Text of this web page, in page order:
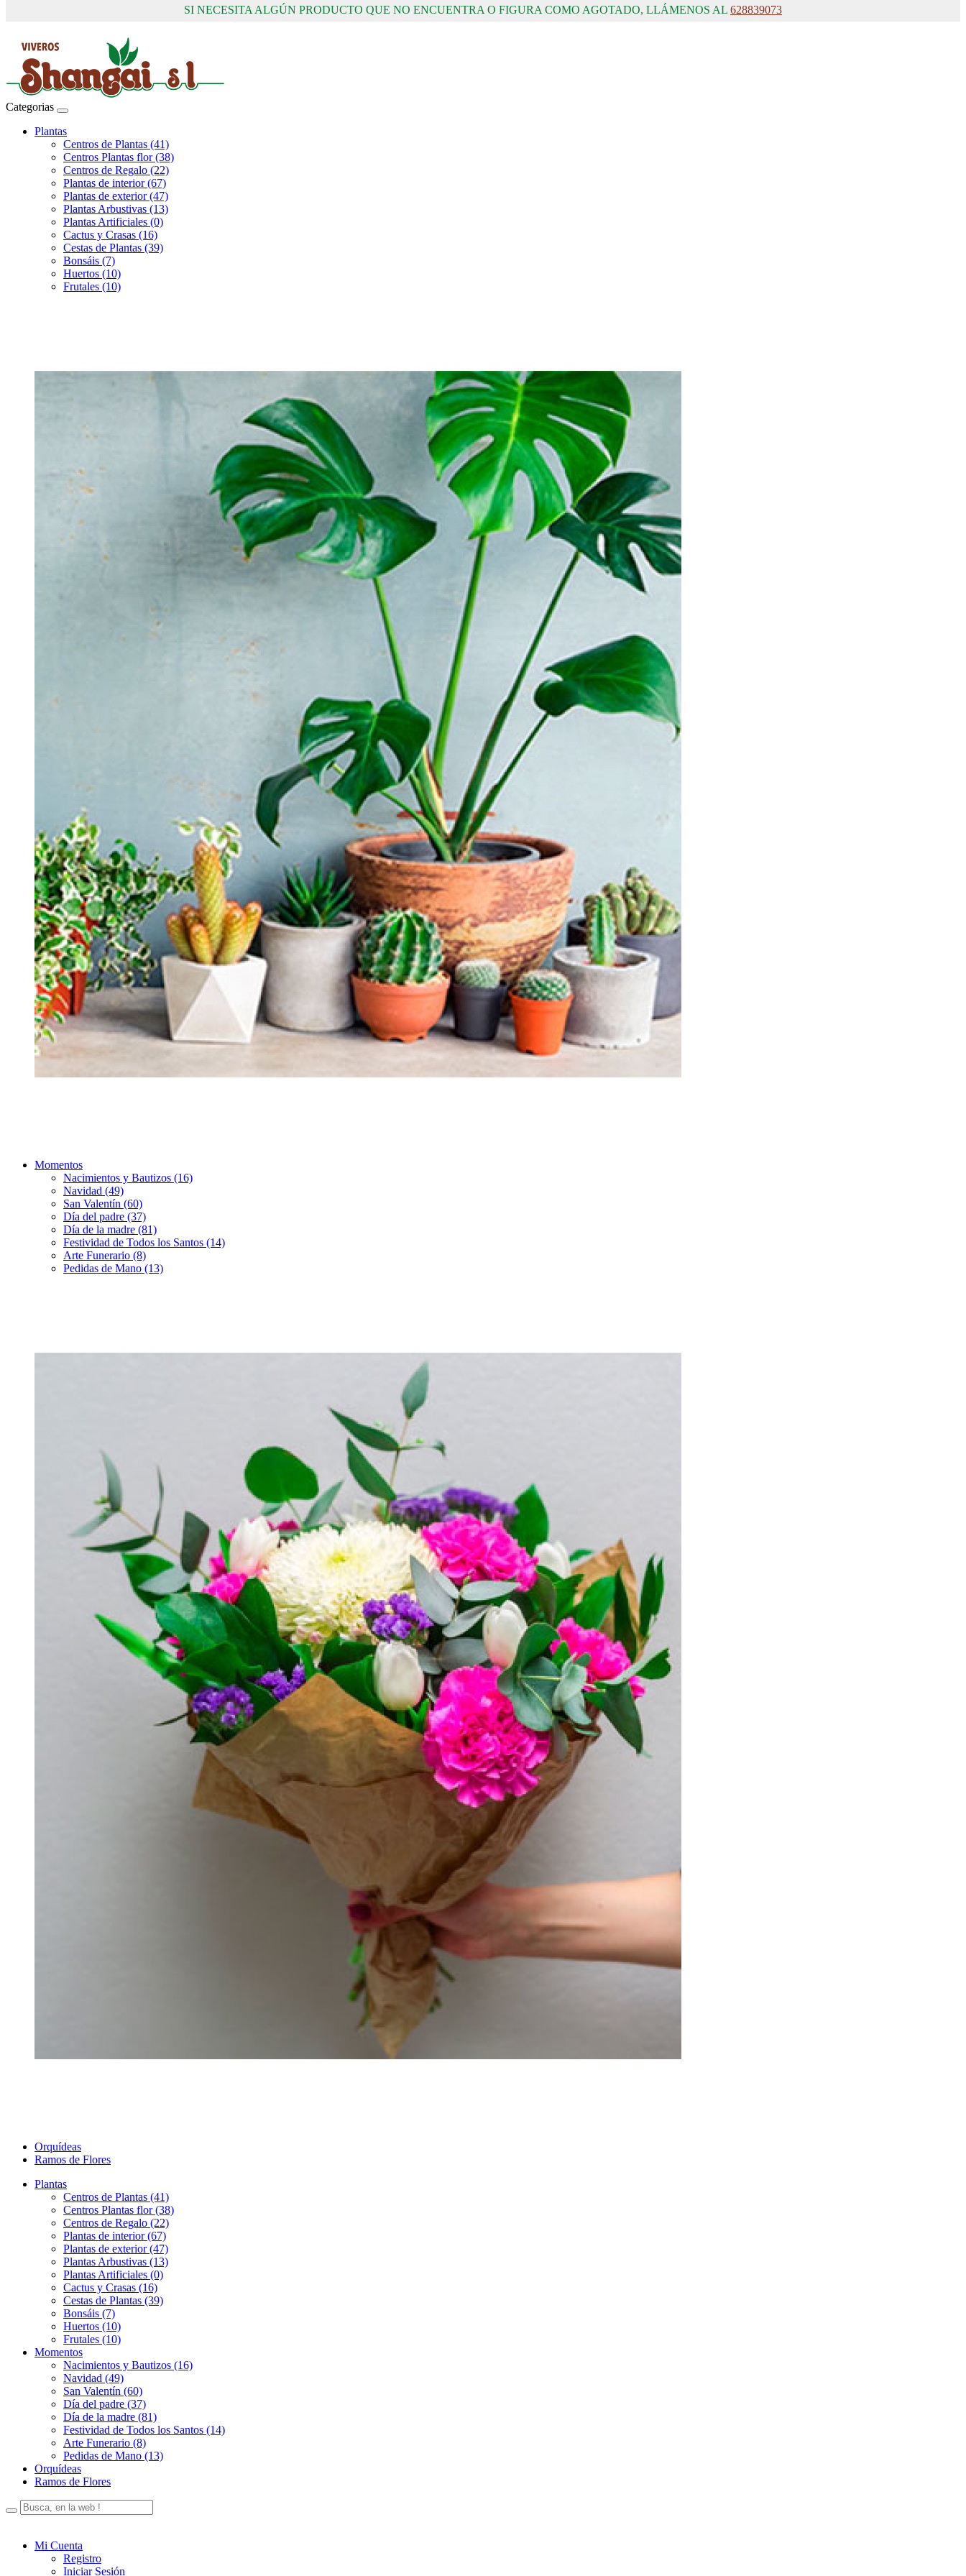
SI NECESITA ALGÚN PRODUCTO QUE NO ENCUENTRA O FIGURA COMO AGOTADO, LLÁMENOS AL 628839073
Categorias
Plantas
Centros de Plantas (41)
Centros Plantas flor (38)
Centros de Regalo (22)
Plantas de interior (67)
Plantas de exterior (47)
Plantas Arbustivas (13)
Plantas Artificiales (0)
Cactus y Crasas (16)
Cestas de Plantas (39)
Bonsáis (7)
Huertos (10)
Frutales (10)
Momentos
Nacimientos y Bautizos (16)
Navidad (49)
San Valentín (60)
Día del padre (37)
Día de la madre (81)
Festividad de Todos los Santos (14)
Arte Funerario (8)
Pedidas de Mano (13)
Orquídeas
Ramos de Flores
Plantas
Centros de Plantas (41)
Centros Plantas flor (38)
Centros de Regalo (22)
Plantas de interior (67)
Plantas de exterior (47)
Plantas Arbustivas (13)
Plantas Artificiales (0)
Cactus y Crasas (16)
Cestas de Plantas (39)
Bonsáis (7)
Huertos (10)
Frutales (10)
Momentos
Nacimientos y Bautizos (16)
Navidad (49)
San Valentín (60)
Día del padre (37)
Día de la madre (81)
Festividad de Todos los Santos (14)
Arte Funerario (8)
Pedidas de Mano (13)
Orquídeas
Ramos de Flores
Mi Cuenta
Registro
Iniciar Sesión